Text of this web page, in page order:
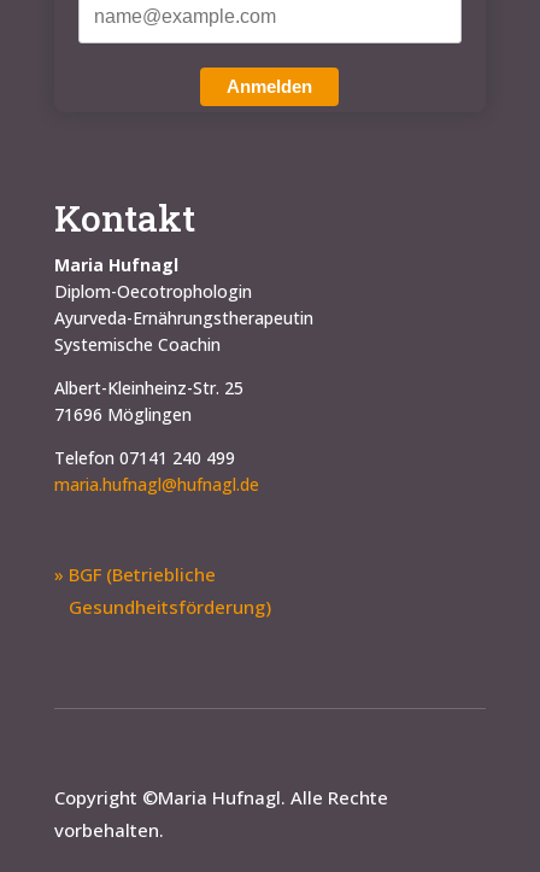
Anmelden
Kontakt
Maria Hufnagl
Diplom-Oecotrophologin
Ayurveda-Ernährungstherapeutin
Systemische Coachin
Albert-Kleinheinz-Str. 25
71696 Möglingen
Telefon 07141 240 499
maria.hufnagl@hufnagl.de
» BGF (Betriebliche
Gesundheitsförderung)
Copyright ©Maria Hufnagl. Alle Rechte
vorbehalten.